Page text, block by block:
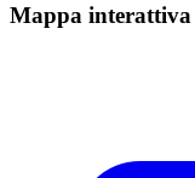
Mappa interattiva